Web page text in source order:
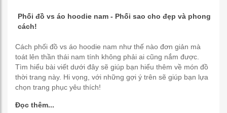
Phối đồ vs áo hoodie nam - Phối sao cho đẹp và phong
cách!
Cách phối đồ vs áo hoodie nam như thế nào đơn giản mà
toát lên thần thái nam tính không phải ai cũng nắm được.
Tìm hiểu bài viết dưới đây sẽ giúp bạn hiểu thêm về món đồ
thời trang này. Hi vọng, với những gợi ý trên sẽ giúp bạn lựa
chọn trang phục yêu thích!
Đọc thêm...